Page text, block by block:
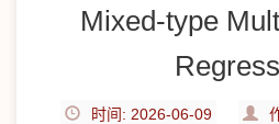
Mixed-type
时间: 2026-06-09